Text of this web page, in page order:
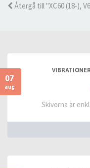
Återgå till "XC60 (18-),
07
aug
Skivorna är